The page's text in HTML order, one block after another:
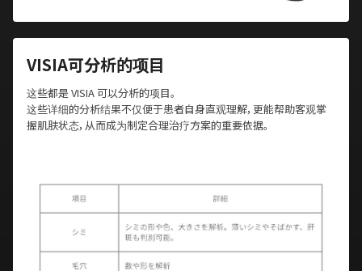
VISIA可分析的项目
这些都是 VISIA 可以分析的项目。
这些详细的分析结果不仅便于患者自身直观理解，更能帮助客观掌
握肌肤状态，从而成为制定合理治疗方案的重要依据。